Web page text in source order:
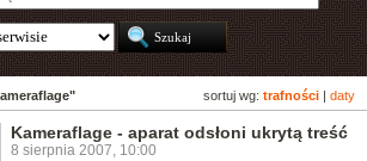
sortuj wg: trafności daty
Kameraflage - aparat odsłoni ukrytą treść
8 sierpnia 2007, 10:00